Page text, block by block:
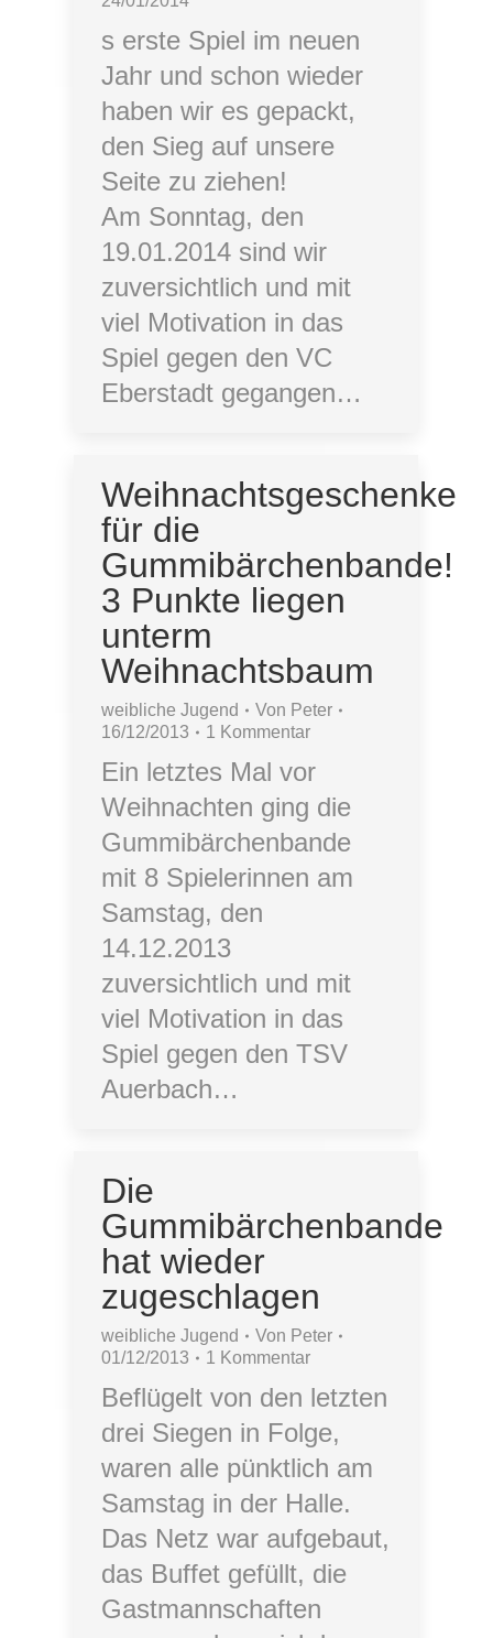
s erste Spiel im neuen
Jahr und schon wieder
haben wir es gepackt,
den Sieg auf unsere
Seite zu ziehen!
Am Sonntag, den
19.01.2014 sind wir
zuversichtlich und mit
viel Motivation in das
Spiel gegen den VC
Eberstadt gegangen…
Weihnachtsgeschenke
für die
Gummibärchenbande!
3 Punkte liegen
unterm
Weihnachtsbaum
weibliche Jugend Von Peter
16/12/2013
1 Kommentar
Ein letztes Mal vor
Weihnachten ging die
Gummibärchenbande
mit 8 Spielerinnen am
Samstag, den
14.12.2013
zuversichtlich und mit
viel Motivation in das
Spiel gegen den TSV
Auerbach…
Die
Gummibärchenbande
hat wieder
zugeschlagen
weibliche Jugend Von Peter
01/12/2013
1 Kommentar
Beflügelt von den letzten
drei Siegen in Folge,
waren alle pünktlich am
Samstag in der Halle.
Das Netz war aufgebaut,
das Buffet gefüllt, die
Gastmannschaften